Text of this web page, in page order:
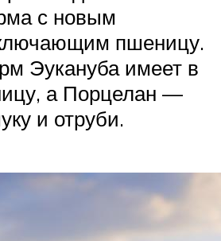
с новым
пшеницу.
Эукануба имеет в
а Порцелан —
и отруби.